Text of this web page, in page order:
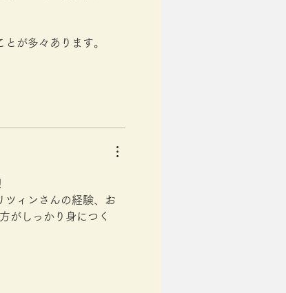
が多々あります。
ツィンさんの経験、お
がしっかり身につく